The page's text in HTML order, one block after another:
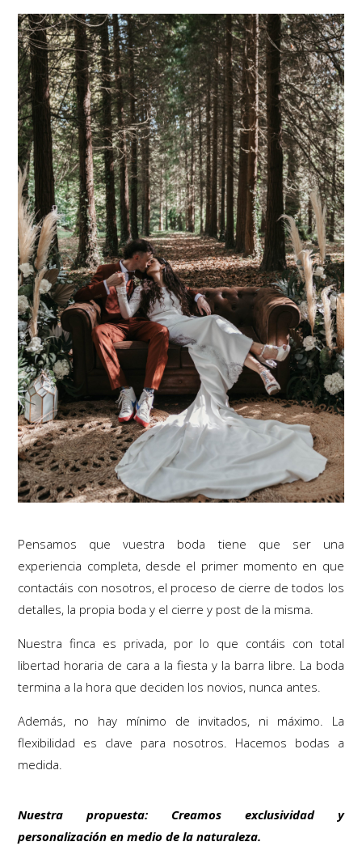
Pensamos que vuestra boda tiene que ser una
experiencia completa, desde el primer momento en que
contactáis con nosotros, el proceso de cierre de todos los
detalles, la propia boda y el cierre y post de la misma.
Nuestra finca es privada, por lo que contáis con total
libertad horaria de cara a la fiesta y la barra libre. La boda
termina a la hora que deciden los novios, nunca antes.
Además, no hay mínimo de invitados, ni máximo. La
flexibilidad es clave para nosotros. Hacemos bodas a
medida.
Nuestra propuesta: Creamos exclusividad y
personalización en medio de la naturaleza.